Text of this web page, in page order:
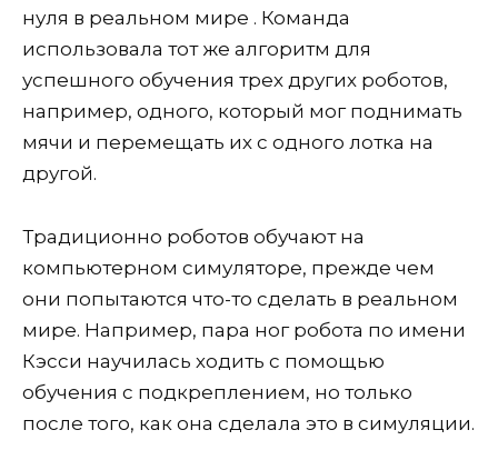
нуля в реальном мире . Команда
использовала тот же алгоритм для
успешного обучения трех других роботов,
например, одного, который мог поднимать
мячи и перемещать их с одного лотка на
другой.
Традиционно роботов обучают на
компьютерном симуляторе, прежде чем
они попытаются что-то сделать в реальном
мире. Например, пара ног робота по имени
Кэсси научилась ходить с помощью
обучения с подкреплением, но только
после того, как она сделала это в симуляции.